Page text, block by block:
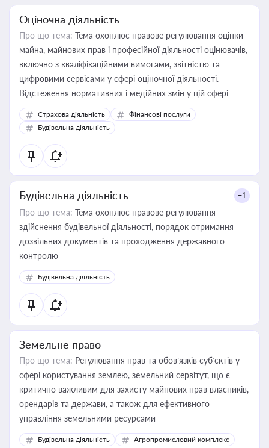
Оціночна діяльність
Про що тема: Тема охоплює правове регулювання оцінки
майна, майнових прав і професійної діяльності оцінювачів,
включно з кваліфікаційними вимогами, звітністю та
цифровими сервісами у сфері оціночної діяльності.
Відстеження нормативних і медійних змін у цій сфері
корисне для власника бізнесу, керівника, юриста або
бухгалтера під час оподаткування, приватизації, оренди
державного майна, корпоративних угод і перевірки
статусу суб'єктів оціночної діяльності
Страхова діяльність
Фінансові послуги
Будівельна діяльність
Будівельна діяльність +1
Про що тема: Тема охоплює правове регулювання
здійснення будівельної діяльності, порядок отримання
дозвільних документів та проходження державного
контролю
Будівельна діяльність
Земельне право
Про що тема: Регулювання прав та обов’язків суб’єктів у
сфері користування землею, земельний сервітут, що є
критично важливим для захисту майнових прав власників,
орендарів та держави, а також для ефективного
управління земельними ресурсами
Будівельна діяльність Агропромисловий комплекс